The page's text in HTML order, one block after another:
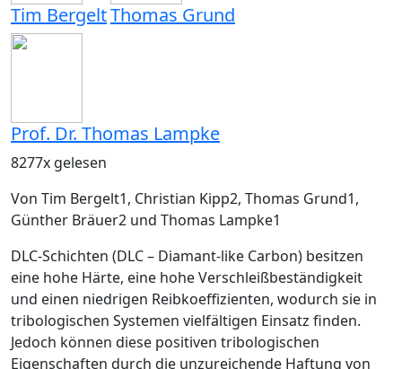
Tim BergeltThomas Grund
Prof. Dr. Thomas Lampke
8277x gelesen
Von Tim Bergelt1, Christian Kipp2, Thomas Grund1,
Günther Bräuer2 und Thomas Lampke1
DLC-Schichten (DLC – Diamant-like Carbon) besitzen
eine hohe Härte, eine hohe Verschleißbeständigkeit
und einen ­niedrigen Reibkoeffizienten, wodurch sie in
tribologischen Systemen vielfältigen Einsatz finden.
Jedoch können diese positiven tribologischen
Eigenschaften durch die unzureichende Haftung von